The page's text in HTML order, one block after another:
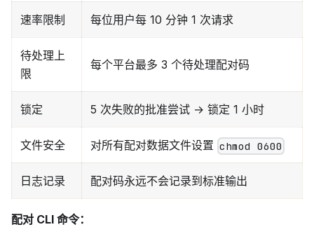
速率限制 每位用户每 10 分钟 1 次请求
待处理上
限
每个平台最多 3 个待处理配对码
锁定 5 次失败的批准尝试 → 锁定 1 小时
文件安全 对所有配对数据文件设置 chmod 0600
日志记录 配对码永远不会记录到标准输出
配对 CLI 命令：